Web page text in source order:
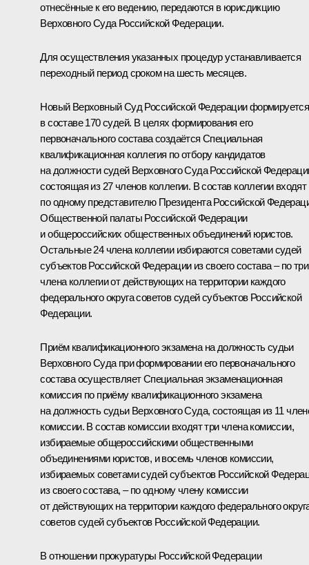
отнесённые к его ведению, передаются в юрисдикцию
Верховного Суда Российской Федерации.
Для осуществления указанных процедур устанавливается
переходный период сроком на шесть месяцев.
Новый Верховный Суд Российской Федерации формируется
в составе 170 судей. В целях формирования его
первоначального состава создаётся Специальная
квалификационная коллегия по отбору кандидатов
на должности судей Верховного Суда Российской
состоящая из 27 членов коллегии. В состав коллегии входят
по одному представителю Президента Российской
Общественной палаты Российской Федерации
и общероссийских общественных объединений юристов.
Остальные 24 члена коллегии избираются советами судей
субъектов Российской Федерации из своего состава – по три
члена коллегии от действующих на территории каждого
федерального округа советов судей субъектов Российской
Федерации.
Приём квалификационного экзамена на должность судьи
Верховного Суда при формировании его первоначального
состава осуществляет Специальная экзаменационная
комиссия по приёму квалификационного экзамена
на должность судьи Верховного Суда, состоящая из 11
комиссии. В состав комиссии входят три члена комиссии,
избираемые общероссийскими общественными
объединениями юристов, и восемь членов комиссии,
избираемых советами судей субъектов Российской
из своего состава, – по одному члену комиссии
от действующих на территории каждого федерального
советов судей субъектов Российской Федерации.
В отношении прокуратуры Российской Федерации